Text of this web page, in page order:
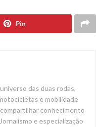
Pin
das duas rodas,
e mobilidade
conhecimento
e especialização